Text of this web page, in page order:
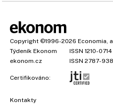
Copyright ©1996-2026 Economia,
Týdeník Ekonom
ISSN 1210-0714
ekonom.cz
ISSN 2787-
Certifikováno:
Kontakty